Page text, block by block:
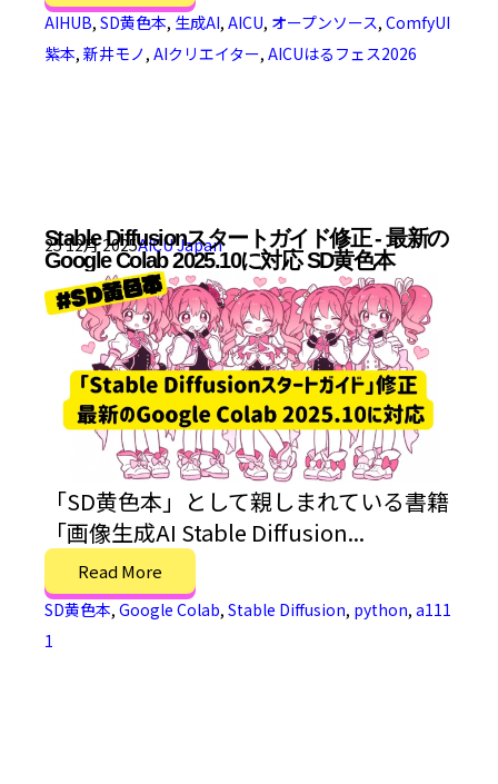
AIHUB, SD黄色本, 生成AI, AICU, オープンソース, ComfyUI
紫本, 新井モノ , AIクリエイター, AICUはるフェス2026
Stable Diffusionスタートガイド修正 - 最新の
Google Colab 2025.10に対応 SD黄色本
25 12月 2025AICU Japan
「SD黄色本」として親しまれている書籍
「画像生成AI Stable Diffusion...
Read More
SD黄色本, Google Colab, Stable Diffusion, python, a111
1